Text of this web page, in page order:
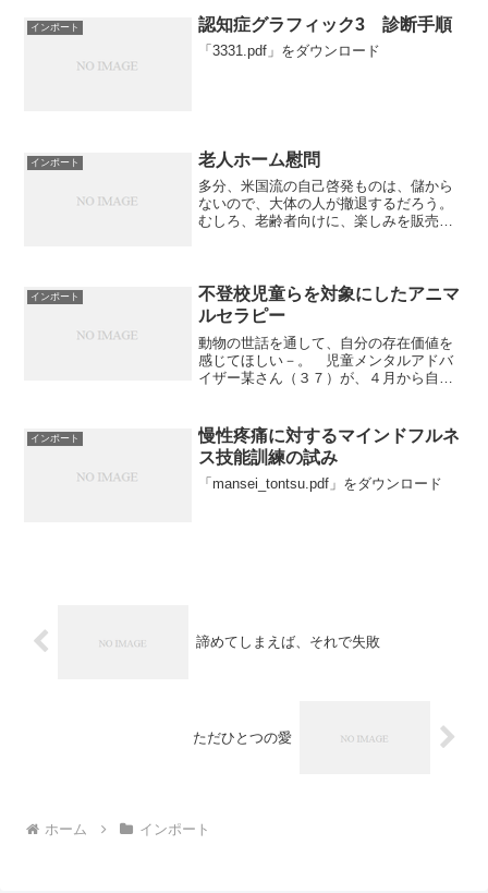
インポート 認知症グラフィック3 診断手順
「3331.pdf」をダウンロード
インポート 老人ホーム慰問
多分、米国流の自己啓発ものは、儲から
ないので、大体の人が撤退するだろう。
むしろ、老齢者向けに、楽しみを販売す
いパンツなどである。たと...
インポート
不登校児童らを対象にしたアニマ
ルセラピー
動物の世話を通して、自分の存在価値を
感じてほしい－。 児童メンタルアドバ
イザー某さん（３７）が、４月から自宅
場「★ファーストステップルーム★」を
開く。犬や猫、小鳥に触れ...
インポート
慢性疼痛に対するマインドフルネ
ス技能訓練の試み
「mansei_tontsu.pdf」をダウンロード
諦めてしまえば、それで失敗
ただひとつの愛
ホーム インポート